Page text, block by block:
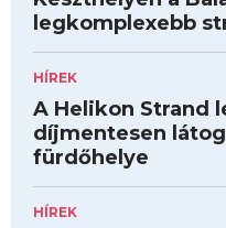
legkomplexebb
HÍREK
A Helikon Strand
díjmentesen
fürdőhelye
HÍREK